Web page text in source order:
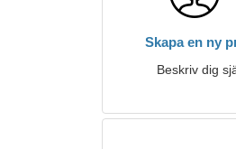
Skapa en ny
Beskriv dig